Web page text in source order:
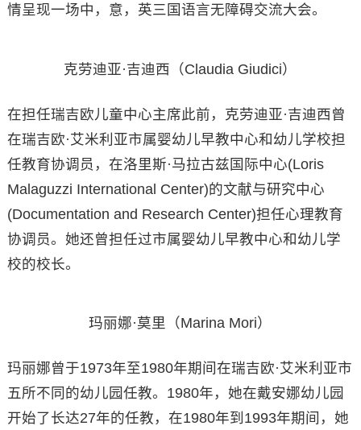
情呈现一场中，意，英三国语言无障碍交流大会。
克劳迪亚·吉迪西（Claudia Giudici）
在担任瑞吉欧儿童中心主席此前，克劳迪亚·吉迪西曾
在瑞吉欧·艾米利亚市属婴幼儿早教中心和幼儿学校担
任教育协调员，在洛里斯·马拉古兹国际中心(Loris
Malaguzzi International Center)的文献与研究中心
(Documentation and Research Center)担任心理教育
协调员。她还曾担任过市属婴幼儿早教中心和幼儿学
校的校长。
玛丽娜·莫里（Marina Mori）
玛丽娜曾于1973年至1980年期间在瑞吉欧·艾米利亚市
五所不同的幼儿园任教。1980年，她在戴安娜幼儿园
开始了长达27年的任教，在1980年到1993年期间，她